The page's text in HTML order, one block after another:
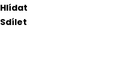
Hlídat
Sdílet